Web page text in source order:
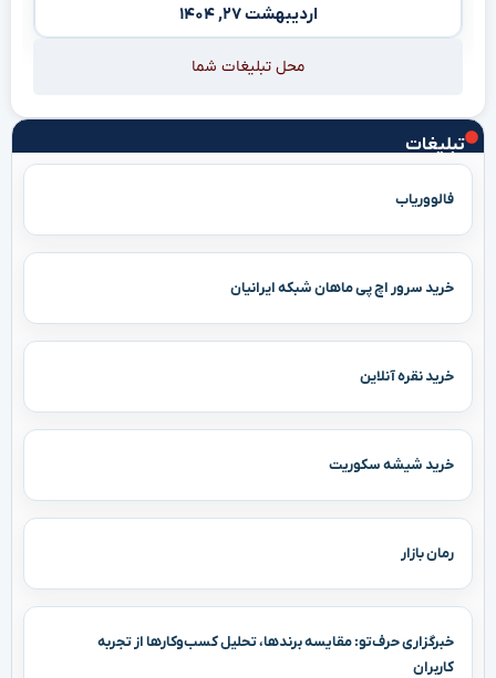
تبلیغات
فالووریاب
خرید سرور اچ پی ماهان شبکه ایرانیان
خرید نقره آنلاین
خرید شیشه سکوریت
رمان بازار
خبرگزاری حرف‌تو: مقایسه برندها، تحلیل کسب‌وکارها از تجربه
کاربران
اردیبهشت ۲۷, ۱۴۰۴
محل تبلیغات شما